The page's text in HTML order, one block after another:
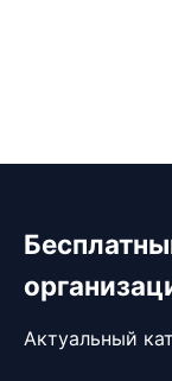
Актуальный